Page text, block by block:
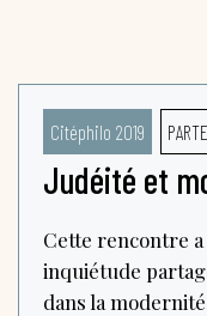
Citéphilo 2019
Judéité et
Cette rencontre
inquiétude
dans la